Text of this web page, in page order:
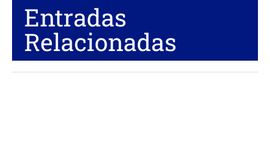
Entradas
Relacionadas